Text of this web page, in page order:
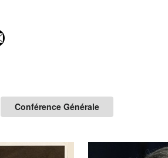
Conférence Générale